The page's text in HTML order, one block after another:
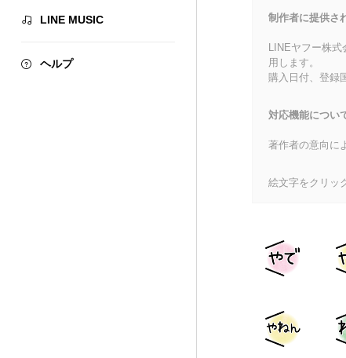
LINE MUSIC
ヘルプ
制作者に提供さ
LINEヤフー株
用します。
購入日付、登録
対応機能につい
著作者の意向に
絵文字をクリッ